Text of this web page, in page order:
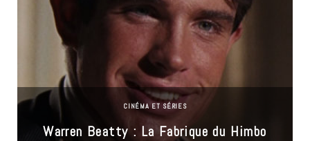
CINÉMA ET SÉRIES
Warren Beatty : La Fabrique du Himbo